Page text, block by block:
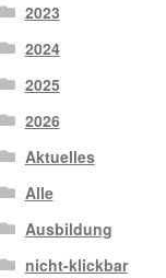
2023
2024
2025
2026
Aktuelles
Alle
Ausbildung
nicht-klickbar